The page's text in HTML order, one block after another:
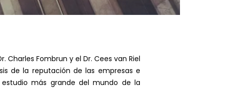
Fombrun y el Dr. Cees van Riel
de la reputación de las empresas e
más grande del mundo de la